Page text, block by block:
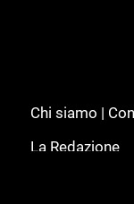
Chi siamo |
La Redazione